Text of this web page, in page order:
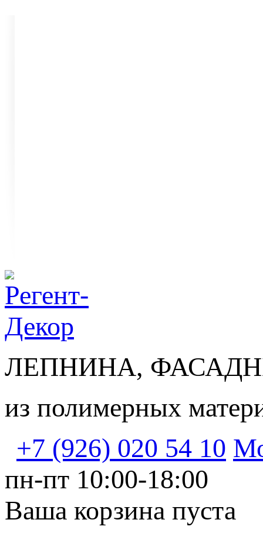
ЛЕПНИНА,
из полимерных
+7 (926) 020 54 10
пн-пт 10:00-18:00
Ваша корзина пуста